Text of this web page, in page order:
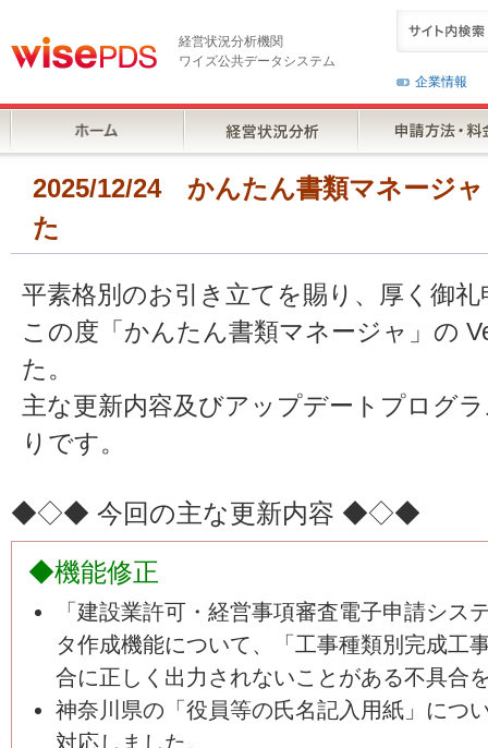
経営状況分析機関
ワイズ公共データシステム
企業情報
2025/12/24 かんたん書類マネージ
た
平素格別のお引き立てを賜り、厚く御
この度「かんたん書類マネージャ」の
た。
主な更新内容及びアップデートプログ
りです。
◆◇◆ 今回の主な更新内容 ◆◇◆
◆機能修正
「建設業許可・経営事項審査電子申請シス
タ作成機能について、「工事種類別完成工
合に正しく出力されないことがある不具合
神奈川県の「役員等の氏名記入用紙」につ
対応しました。